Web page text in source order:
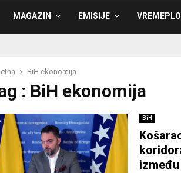
MAGAZIN EMISIJE
BiH ekonomija
: BiH ekonomija
BiH